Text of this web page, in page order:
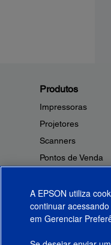
Produtos
Impressoras
Projetores
Scanners
Pontos de Venda
Microdispositivos
Tintas
Papel
A EPSON utiliza
continuar
em Gerenciar